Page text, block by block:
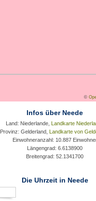
©
Infos über Neede
Land: Niederlande, Landkarte
Provinz: Gelderland, Landkarte von
Einwohneranzahl: 10.887
Längengrad: 6.6138900
Breitengrad: 52.1341700
Die Uhrzeit in Neede